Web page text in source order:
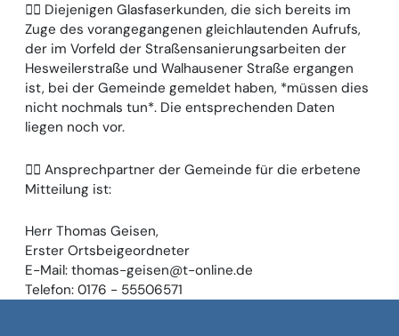
☝🏻 Diejenigen Glasfaserkunden, die sich bereits im
Zuge des vorangegangenen gleichlautenden Aufrufs,
der im Vorfeld der Straßensanierungsarbeiten der
Hesweilerstraße und Walhausener Straße ergangen
ist, bei der Gemeinde gemeldet haben, *müssen dies
nicht nochmals tun*. Die entsprechenden Daten
liegen noch vor.
☝🏻 Ansprechpartner der Gemeinde für die erbetene
Mitteilung ist:
Herr Thomas Geisen,
Erster Ortsbeigeordneter
E-Mail: thomas-geisen@t-online.de
Telefon: 0176 - 55506571